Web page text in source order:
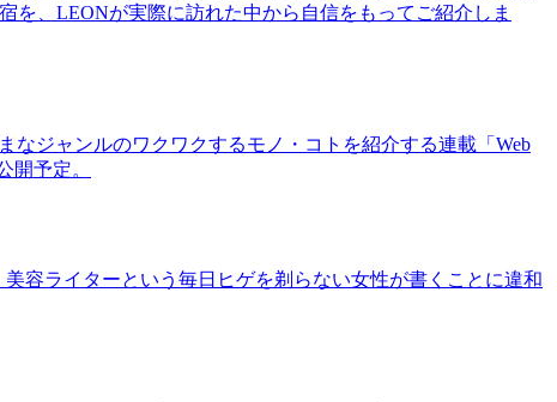
を、LEONが実際に訪れた中から自信をもってご紹介しま
ジャンルのワクワクするモノ・コトを紹介する連載「Web
開予定。
容ライターという毎日ヒゲを剃らない女性が書くことに違和